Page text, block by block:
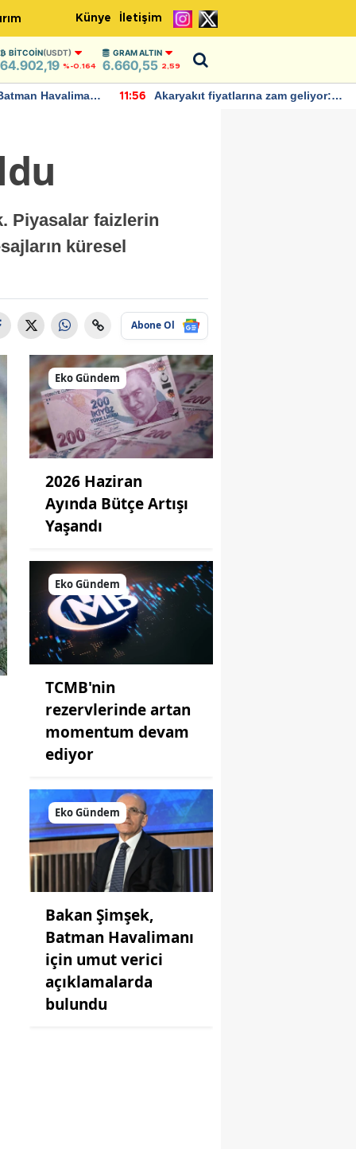
Künye İletişim
BITCOIN(USDT)
64.902,19 %-0.164
GRAM ALTIN
6.660,55 2,59
Havalimanı
11:56
Akaryakıt fiyatlarına zam geliyor:
Piyasalar faizlerin
küresel
Abone Ol
Eko Gündem
2026 Haziran
Ayında Bütçe Artışı
Yaşandı
Eko Gündem
TCMB'nin
rezervlerinde artan
momentum devam
ediyor
Eko Gündem
Bakan Şimşek,
Batman Havalimanı
için umut verici
açıklamalarda
bulundu